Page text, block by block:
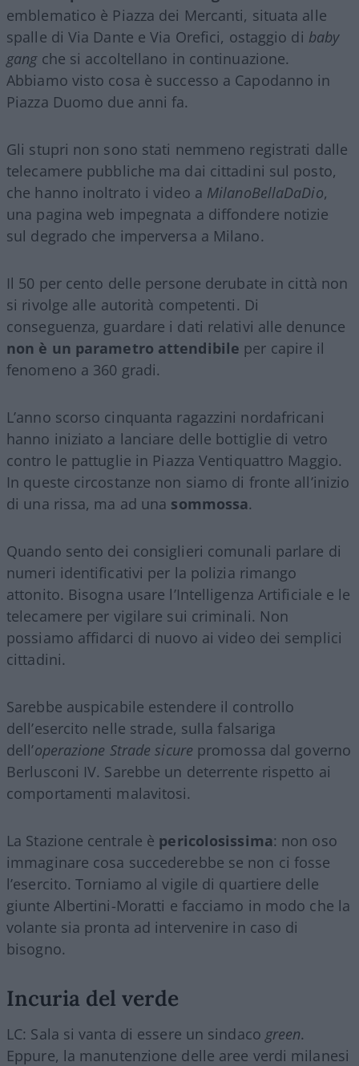
emblematico è Piazza dei Mercanti, situata alle
spalle di Via Dante e Via Orefici, ostaggio di baby
gangche si accoltellano in continuazione.
Abbiamo visto cosa è successo a Capodanno in
Piazza Duomo due anni fa.
Gli stupri non sono stati nemmeno registrati dalle
telecamere pubbliche ma dai cittadini sul posto,
che hanno inoltrato i video a MilanoBellaDaDio,
una pagina web impegnata a diffondere notizie
sul degrado che imperversa a Milano.
Il 50 per cento delle persone derubate in città non
si rivolge alle autorità competenti. Di
conseguenza, guardare i dati relativi alle denunce
non è un parametro attendibile per capire il
fenomeno a 360 gradi.
L’anno scorso cinquanta ragazzini nordafricani
hanno iniziato a lanciare delle bottiglie di vetro
contro le pattuglie in Piazza Ventiquattro Maggio.
In queste circostanze non siamo di fronte all’inizio
di una rissa, ma ad una sommossa.
Quando sento dei consiglieri comunali parlare di
numeri identificativi per la polizia rimango
attonito. Bisogna usare l’Intelligenza Artificiale e le
telecamere per vigilare sui criminali. Non
possiamo affidarci di nuovo ai video dei semplici
cittadini.
Sarebbe auspicabile estendere il controllo
dell’esercito nelle strade, sulla falsariga
dell’operazione Strade sicure promossa dal governo
Berlusconi IV. Sarebbe un deterrente rispetto ai
comportamenti malavitosi.
La Stazione centrale è pericolosissima: non oso
immaginare cosa succederebbe se non ci fosse
l’esercito. Torniamo al vigile di quartiere delle
giunte Albertini-Moratti e facciamo in modo che la
volante sia pronta ad intervenire in caso di
bisogno.
Incuria del verde
LC: Sala si vanta di essere un sindaco green.
Eppure, la manutenzione delle aree verdi milanesi